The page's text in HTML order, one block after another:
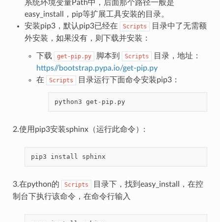
系统环境变量Path中，后面那个路径一般是
easy_install，pip等扩展工具安装的目录。
安装pip3，默认pip3已经在
Scripts
目录中了无需额
外安装，如果没有，则下载并安装：
下载 get-pip.py 脚本到 Scripts
目录，地址：
https//bootstrap.pypa.io/get-pip.py
在
Scripts 目录运行下面命令安装pip3：
python3 get - pip . py
2.使用pip3安装sphinx（运行此命令）:
pip3 install
3.在python的 Scripts
目录下，找到easy_install，在控
制台下执行该命令，在命令行输入